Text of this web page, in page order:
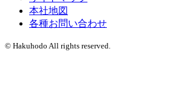
本社地図
各種お問い合わせ
© Hakuhodo All rights reserved.